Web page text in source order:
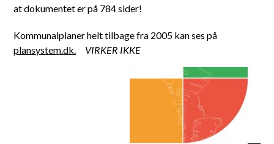
at dokumentet er på 784 sider!
Kommunalplaner helt tilbage fra 2005 kan ses på
plansystem.dk.
VIRKER IKKE